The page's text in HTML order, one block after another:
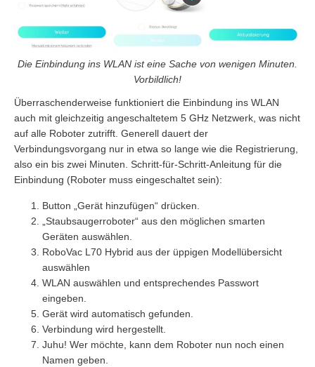
Die Einbindung ins WLAN ist eine Sache von wenigen Minuten.
Vorbildlich!
Überraschenderweise funktioniert die Einbindung ins WLAN
auch mit gleichzeitig angeschaltetem 5 GHz Netzwerk, was nicht
auf alle Roboter zutrifft. Generell dauert der
Verbindungsvorgang nur in etwa so lange wie die Registrierung,
also ein bis zwei Minuten. Schritt-für-Schritt-Anleitung für die
Einbindung (Roboter muss eingeschaltet sein):
Button „Gerät hinzufügen“ drücken.
„Staubsaugerroboter“ aus den möglichen smarten
Geräten auswählen.
RoboVac L70 Hybrid aus der üppigen Modellübersicht
auswählen
WLAN auswählen und entsprechendes Passwort
eingeben.
Gerät wird automatisch gefunden.
Verbindung wird hergestellt.
Juhu! Wer möchte, kann dem Roboter nun noch einen
Namen geben.